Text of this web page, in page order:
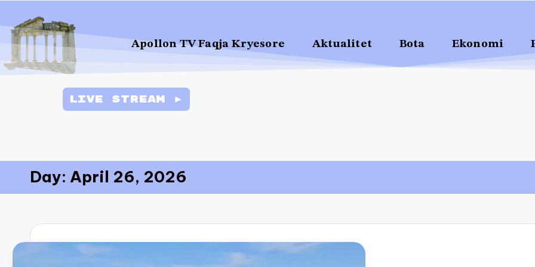
Apollon TV Faqja Kryesore Aktualitet Bota Ekonomi
Live Stream ►
Day: April 26, 2026